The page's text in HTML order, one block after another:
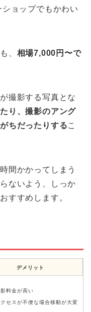
ョップでもかわい
、 相場7,000円〜で
撮影する写真とな
り、撮影のアング
ちだったりするこ
間かかってしまう
ないよう、しっか
すすめします。
デメリット
料金が高い
クセスが不便な場合移動が大変